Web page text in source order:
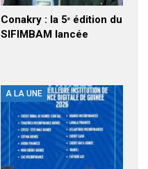
Conakry : la 5ᵉ édition du
SIFIMBAM lancée
A LA UNE